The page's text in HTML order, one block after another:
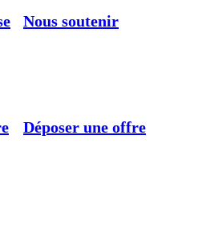
Nous soutenir
Déposer une offre